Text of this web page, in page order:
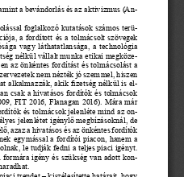
a  bevándorlás és  az   aktivizmus
(An-
foglalkozó kutatások számos terü-
a  fordított és   a  tolmácsolt szövegek
vagy láthatatlansága, a  technológia
nélkül vállalt munka etikai megköze-
az   önkéntes fordítást és   tolmácsolást a
nem    nézték jó  szemmel, hiszen
alkalmazzák, akik    fizetség
nélkül is  el-
csak    a  hivatásos
fordítók és   tolmácsok
FIT    2016, Flanagan 2016). Mára már
és   tolmácsok jelenléte mind az   on
-
jelenlétet igénylő megbízásoknál, de
azaz   a hivatásos és  az  önkéntes fordítók
egymással a  fordítói piacon, hanem a
le  tudják fedni a  teljes piaci    igényt.
formára igény és   szükség van    adott
kon-
piaci    trendet –  kiszélesítette határait, hogy